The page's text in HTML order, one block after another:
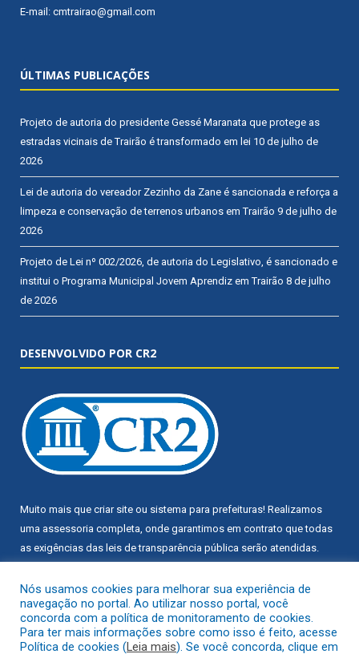
E-mail: cmtrairao@gmail.com
ÚLTIMAS PUBLICAÇÕES
Projeto de autoria do presidente Gessé Maranata que protege as
estradas vicinais de Trairão é transformado em lei 10 de julho de
2026
Lei de autoria do vereador Zezinho da Zane é sancionada e reforça a
limpeza e conservação de terrenos urbanos em Trairão 9 de julho de
2026
Projeto de Lei nº 002/2026, de autoria do Legislativo, é sancionado e
institui o Programa Municipal Jovem Aprendiz em Trairão 8 de julho
de 2026
DESENVOLVIDO POR CR2
Muito mais que criar site ou sistema para prefeituras! Realizamos
uma assessoria completa, onde garantimos em contrato que todas
as exigências das leis de transparência pública serão atendidas.
Conheça oPNTPe oRadar da Transparência Pública
Nós usamos cookies para melhorar sua experiência de
navegação no portal. Ao utilizar nosso portal, você
concorda com a política de monitoramento de cookies.
Para ter mais informações sobre como isso é feito, acesse
Política de cookies (Leia mais). Se você concorda, clique em